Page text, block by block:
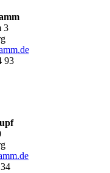
3
.de
93